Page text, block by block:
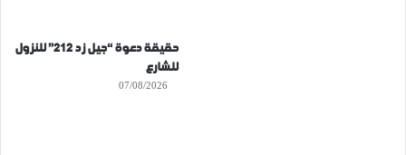
حقيقة دعوة “جيل زد 212” للنزول
للشارع
07/08/2026